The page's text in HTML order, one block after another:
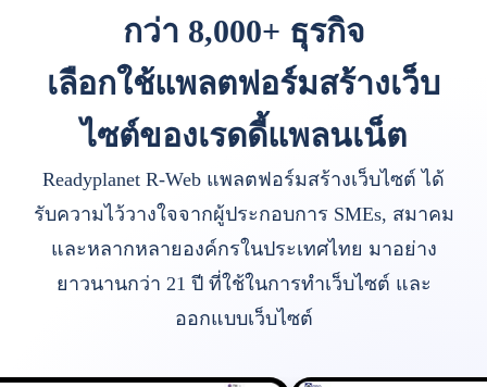
กว่า 8,000+ ธุรกิจ
เลือกใช้แพลตฟอร์มสร้างเว็บ
ไซต์ของเรดดี้แพลนเน็ต
Readyplanet R-Web แพลตฟอร์มสร้างเว็บไซต์ ได้
รับความไว้วางใจจากผู้ประกอบการ SMEs, สมาคม
และหลากหลายองค์กรในประเทศไทย มาอย่าง
ยาวนานกว่า 21 ปี ที่ใช้ในการทำเว็บไซต์ และ
ออกแบบเว็บไซต์